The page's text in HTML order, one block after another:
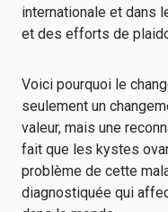
internationale et dans
et des efforts de
Voici pourquoi le
seulement un
valeur, mais une
fait que les kystes
problème de cette
diagnostiquée qui